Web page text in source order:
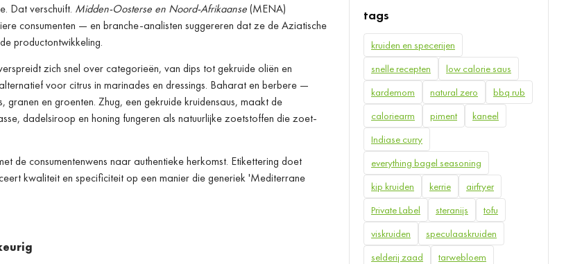
Dat verschuift. Midden-Oosterse en Noord-Afrikaanse(MENA)
consumenten — en branche-analisten suggereren dat ze de Aziatische
productontwikkeling.
zich snel over categorieën, van dips tot gekruide oliën en
voor citrus in marinades en dressings. Baharat en berbere —
en groenten. Zhug, een gekruide kruidensaus, maakt de
dadelsiroop en honing fungeren als natuurlijke zoetstoffen die zoet-
de consumentenwens naar authentieke herkomst. Etikettering doet
kwaliteit en specificiteit op een manier die generiek 'Mediterrane
tags
kruiden en specerijen
snelle recepten
low calorie saus
kardemom
natural zero
bbq rub
caloriearm
piment
kaneel
Indiase curry
everything bagel seasoning
kip kruiden
kerrie
airfryer
Private Label
steranijs
tofu
viskruiden
speculaaskruiden
selderij zaad
tarwebloem